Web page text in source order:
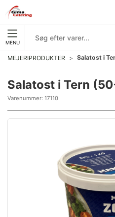
MENU
MEJERIPRODUKTER Salatost i
Salatost i Tern
Varenummer: 17110